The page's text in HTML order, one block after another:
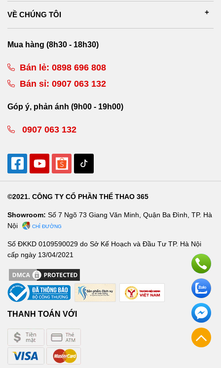
VỀ CHÚNG TÔI
Mua hàng (8h30 - 18h30)
Bán lẻ: 0898 696 808
Bán sỉ: 0907 063 132
Góp ý, phản ánh (9h00 - 19h00)
0907 063 132
©2021. CÔNG TY CỔ PHẦN THỂ THAO 365
Showroom: Số 7 Ngõ 73 Giang Văn Minh, Quận Ba Đình, TP. Hà
Nội
CHỈ ĐƯỜNG
Số ĐKKD 0109590029 do Sở Kế Hoạch và Đầu Tư TP. Hà Nội
cấp ngày 13/04/2021
THANH TOÁN VỚI